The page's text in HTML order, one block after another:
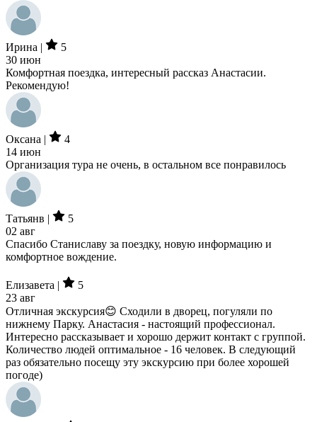
Ирина |
5
30 июн
Комфортная поездка, интересный рассказ Анастасии.
Рекомендую!
Оксана |
4
14 июн
Организация тура не очень, в остальном все понравилось
Татьянв |
5
02 авг
Спасибо Станиславу за поездку, новую информацию и
комфортное вождение.
Елизавета |
5
23 авг
Отличная экскурсия😊 Сходили в дворец, погуляли по
нижнему Парку. Анастасия - настоящий профессионал.
Интересно рассказывает и хорошо держит контакт с группой.
Количество людей оптимальное - 16 человек. В следующий
раз обязательно посещу эту экскурсию при более хорошей
погоде)